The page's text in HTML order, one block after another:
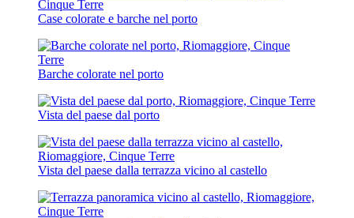
Case colorate e barche nel porto
Barche colorate nel porto
Vista del paese dal porto
Vista del paese dalla terrazza vicino al castello